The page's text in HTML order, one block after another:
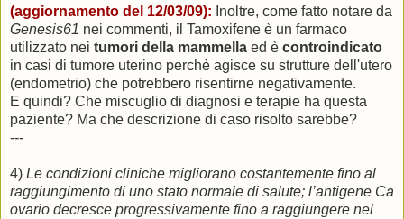
(aggiornamento del 12/03/09): Inoltre, come fatto notare da
Genesis61 nei commenti, il Tamoxifene è un farmaco
utilizzato nei tumori della mammella ed è controindicato
in casi di tumore uterino perchè agisce su strutture dell'utero
(endometrio) che potrebbero risentirne negativamente.
E quindi? Che miscuglio di diagnosi e terapie ha questa
paziente? Ma che descrizione di caso risolto sarebbe?
---
4) Le condizioni cliniche migliorano costantemente fino al
raggiungimento di uno stato normale di salute; l’antigene Ca
ovario decresce progressivamente fino a raggiungere nel